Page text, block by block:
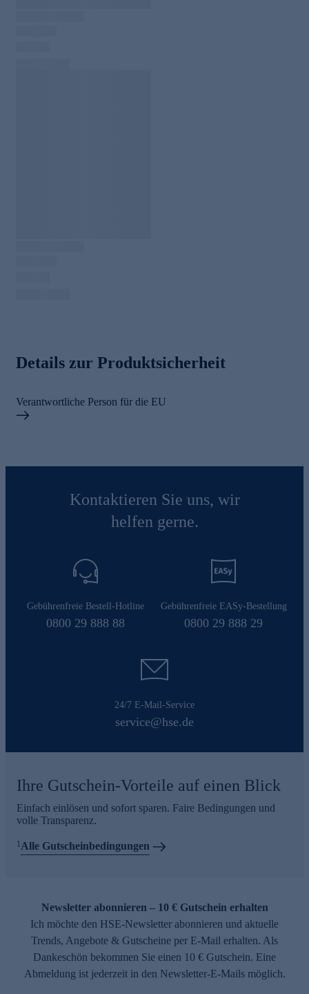
Details zur Produktsicherheit
Verantwortliche Person für die EU
Kontaktieren Sie uns, wir
helfen gerne.
Gebührenfreie Bestell-Hotline
0800 29 888 88
Gebührenfreie EASy-Bestellung
0800 29 888 29
24/7 E-Mail-Service
service@hse.de
Ihre Gutschein-Vorteile auf einen Blick
Einfach einlösen und sofort sparen. Faire Bedingungen und
volle Transparenz.
1 Alle Gutscheinbedingungen
Newsletter abonnieren – 10 € Gutschein erhalten
Ich möchte den HSE-Newsletter abonnieren und aktuelle
Trends, Angebote & Gutscheine per E-Mail erhalten. Als
Dankeschön bekommen Sie einen 10 € Gutschein. Eine
Abmeldung ist jederzeit in den Newsletter-E-Mails möglich.